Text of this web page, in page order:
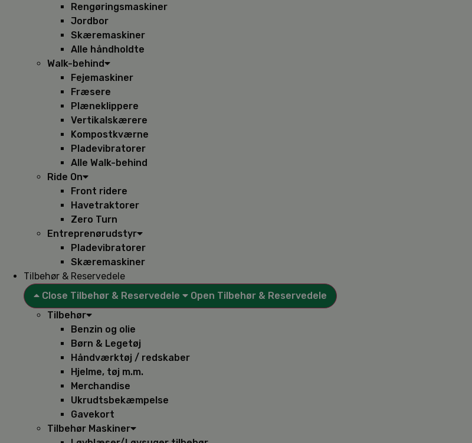
Rengøringsmaskiner
Jordbor
Skæremaskiner
Alle håndholdte
Walk-behind
Fejemaskiner
Fræsere
Plæneklippere
Vertikalskærere
Kompostkværne
Pladevibratorer
Alle Walk-behind
Ride On
Front ridere
Havetraktorer
Zero Turn
Entreprenørudstyr
Pladevibratorer
Skæremaskiner
Tilbehør & Reservedele
Close Tilbehør & Reservedele
Open Tilbehør & Reservedele
Tilbehør
Benzin og olie
Børn & Legetøj
Håndværktøj / redskaber
Hjelme, tøj m.m.
Merchandise
Ukrudtsbekæmpelse
Gavekort
Tilbehør Maskiner